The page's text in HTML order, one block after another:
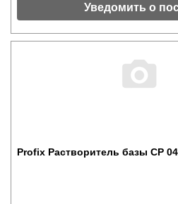
Уведомить о
Profix Растворитель базы CP